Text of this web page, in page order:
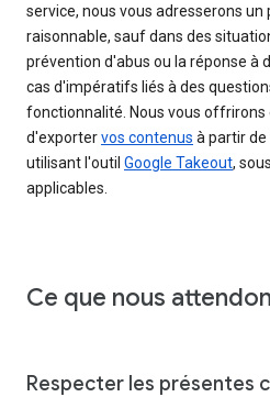
service, nous vous adresserons un
raisonnable, sauf dans des
prévention d'abus ou la réponse à
cas d'impératifs liés à des
fonctionnalité. Nous vous
d'exportervos contenus à partir
utilisant l'outil Google Takeout,
applicables.
Ce que nous
Respecter les présentes